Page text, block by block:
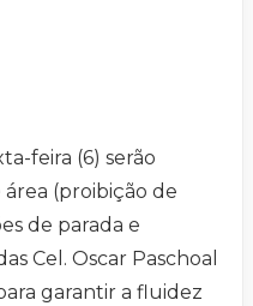
feira (6) serão
(proibição de
de parada e
Cel. Oscar Paschoal
garantir a fluidez